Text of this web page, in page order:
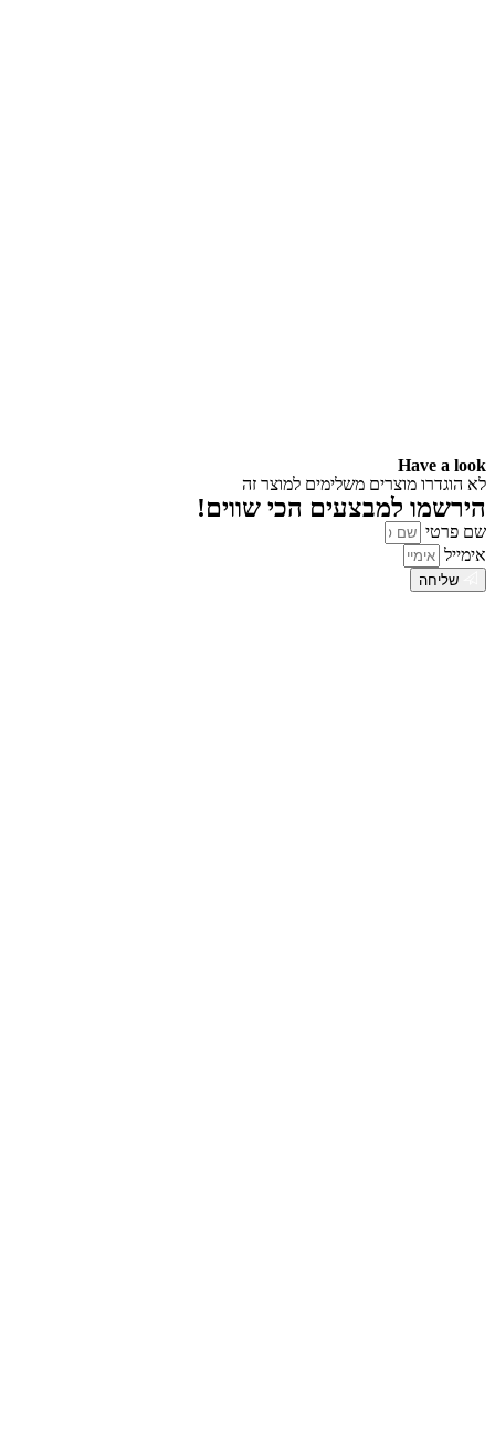
Have a look
לא הוגדרו מוצרים משלימים למוצר זה
הירשמו למבצעים הכי שווים!
שם פרטי
אימייל
שליחה